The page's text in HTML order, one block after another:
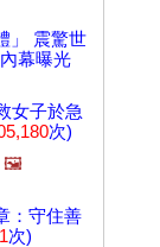
」 震驚世
幕曝光
女子於急
次)
🖼️
：守住善
次)